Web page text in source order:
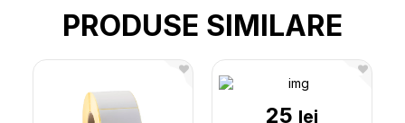
PRODUSE SIMILARE
25 lei